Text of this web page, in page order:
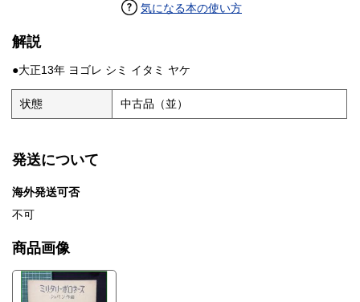
気になる本の使い方
解説
●大正13年 ヨゴレ シミ イタミ ヤケ
状態 中古品（並）
発送について
海外発送可否
不可
商品画像